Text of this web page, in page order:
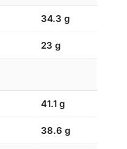
34.3 g
23 g
41.1 g
38.6 g